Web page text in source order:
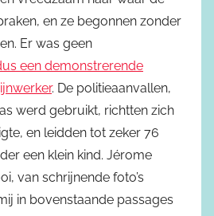
en ze begonnen zonder
Er was geen
een demonstrerende
. De politieaanvallen,
werd gebruikt, richtten zich
en leidden tot zeker 76
een klein kind. Jérome
van schrijnende foto’s
in bovenstaande passages